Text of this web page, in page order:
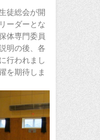
徒総会が開
ーダーとな
体専門委員
明の後、各
行われまし
を期待しま